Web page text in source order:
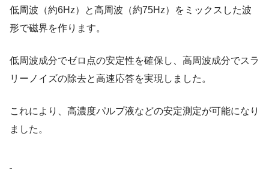
低周波（約6Hz）と高周波（約75Hz）をミックスした波
形で磁界を作ります。
低周波成分でゼロ点の安定性を確保し、高周波成分でスラ
リーノイズの除去と高速応答を実現しました。
これにより、高濃度パルプ液などの安定測定が可能になり
ました。